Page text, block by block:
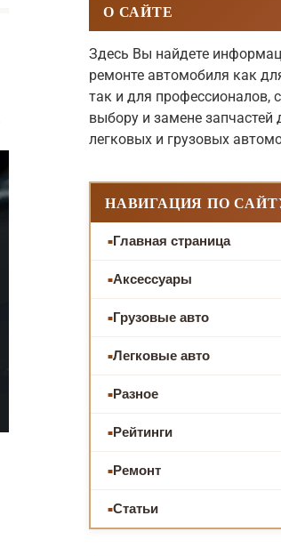
О САЙТЕ
Здесь Вы найдете
ремонте автомобиля как
так и для профессионалов,
выбору и замене запчастей
легковых и грузовых
НАВИГАЦИЯ ПО
Главная страница
Аксессуары
Грузовые авто
Легковые авто
Разное
Рейтинги
Ремонт
Статьи